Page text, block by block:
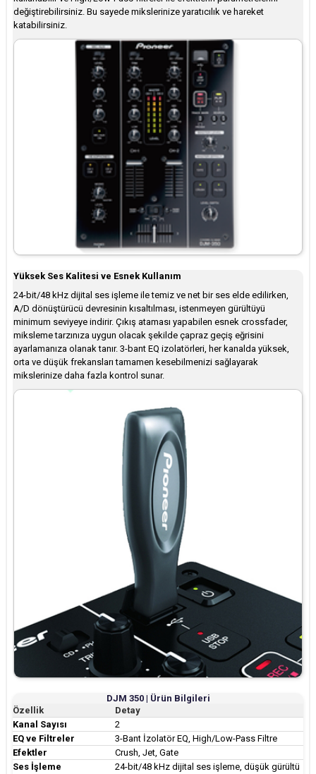
değiştirebilirsiniz. Bu sayede mikslerinize yaratıcılık ve hareket
katabilirsiniz.
Yüksek Ses Kalitesi ve Esnek Kullanım
24-bit/48 kHz dijital ses işleme ile temiz ve net bir ses elde edilirken,
A/D dönüştürücü devresinin kısaltılması, istenmeyen gürültüyü
minimum seviyeye indirir. Çıkış ataması yapabilen esnek crossfader,
miksleme tarzınıza uygun olacak şekilde çapraz geçiş eğrisini
ayarlamanıza olanak tanır. 3-bant EQ izolatörleri, her kanalda yüksek,
orta ve düşük frekansları tamamen kesebilmenizi sağlayarak
mikslerinize daha fazla kontrol sunar.
DJM 350 | Ürün Bilgileri
Özellik
Detay
Kanal Sayısı
2
EQ ve Filtreler
3-Bant İzolatör EQ, High/Low-Pass Filtre
Efektler
Crush, Jet, Gate
Ses İşleme
24-bit/48 kHz dijital ses işleme, düşük gürültü